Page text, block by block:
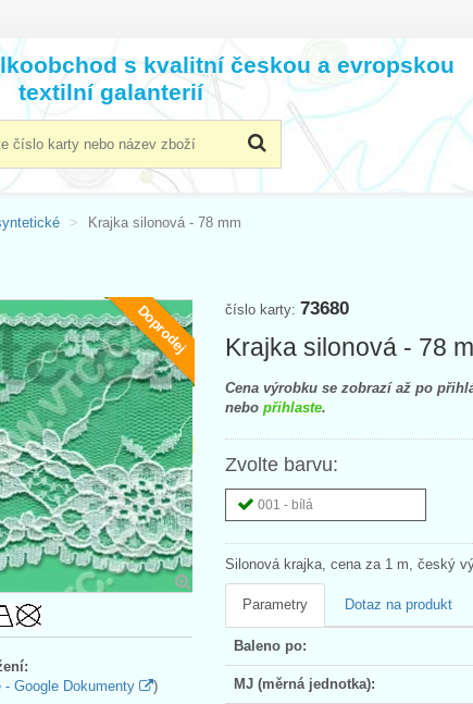
s kvalitní českou a evropskou
textilní galanterií
Krajka silonová - 78 mm
Doprodej číslo karty: 73680
Krajka silonová - 78
Cena výrobku se zobrazí až po
nebo přihlaste.
Zvolte barvu:
001 - bílá
Silonová krajka, cena za 1 m, český
Parametry Dotaz na produkt
Baleno po:
MJ (měrná jednotka):
- Google Dokumenty )